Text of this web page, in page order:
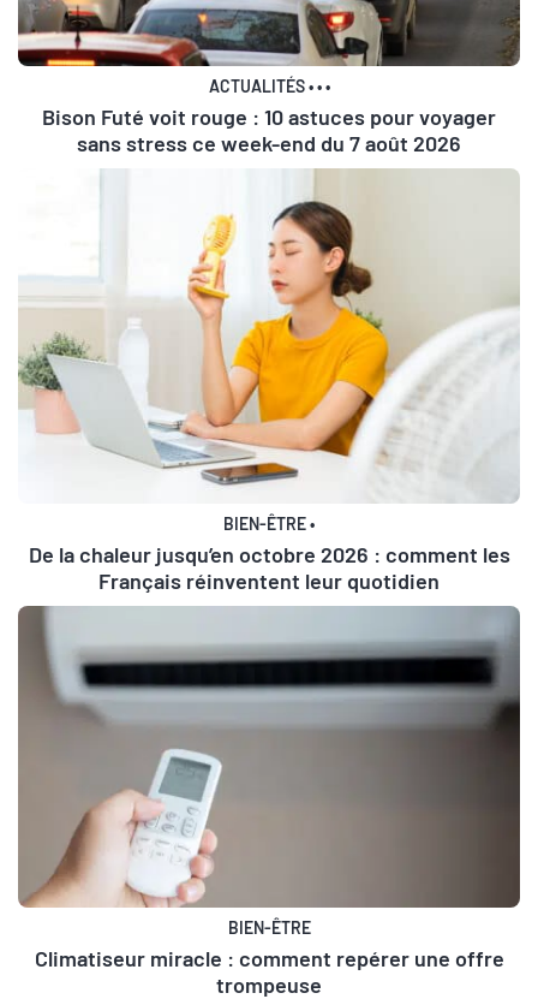
ACTUALITÉS•••
Bison Futé voit rouge : 10 astuces pour voyager
sans stress ce week-end du 7 août 2026
BIEN-ÊTRE•
De la chaleur jusqu’en octobre 2026 : comment les
Français réinventent leur quotidien
BIEN-ÊTRE
Climatiseur miracle : comment repérer une offre
trompeuse